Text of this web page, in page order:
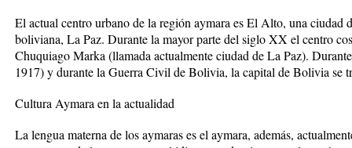
El actual centro urbano de la región aymara es El Alto, una ciudad
boliviana, La Paz. Durante la mayor parte del siglo XX el centro
Chuquiago Marka (llamada actualmente ciudad de La Paz).
1917) y durante la Guerra Civil de Bolivia, la capital de Bolivia se
Cultura Aymara en la actualidad
La lengua materna de los aymaras es el aymara, además,